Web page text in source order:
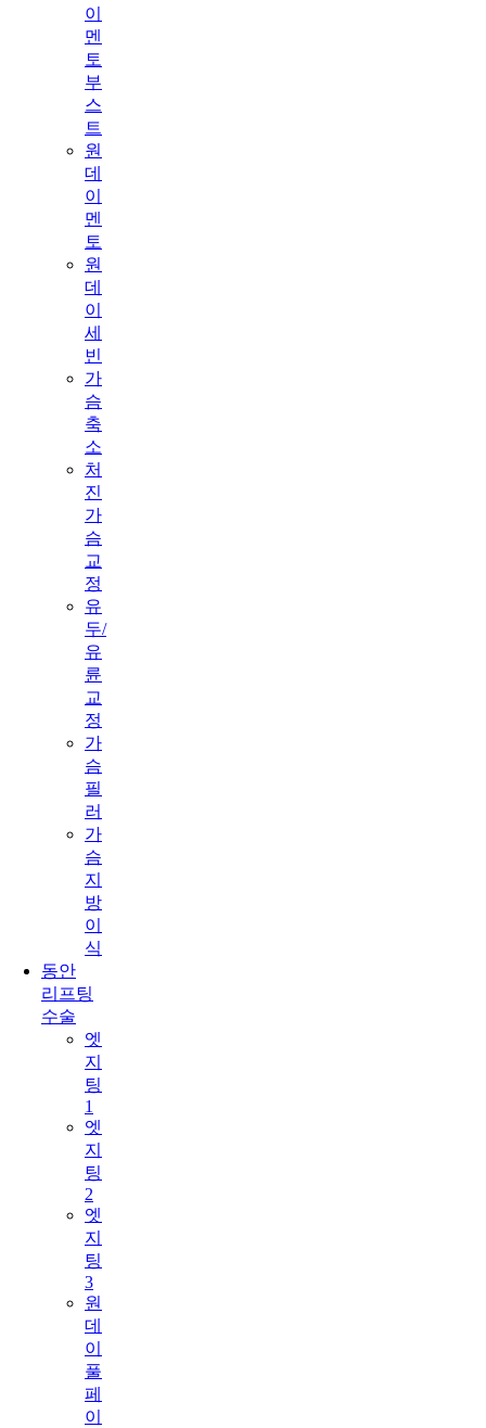
이
멘
토
부
스
트
원
데
이
멘
토
원
데
이
세
빈
가
슴
축
소
처
진
가
슴
교
정
유
두/
유
륜
교
정
가
슴
필
러
가
슴
지
방
이
식
동안
리프팅
수술
엣
지
팅
1
엣
지
팅
2
엣
지
팅
3
원
데
이
풀
페
이